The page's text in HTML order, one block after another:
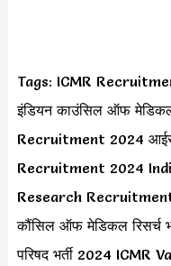
Tags: ICMR
इंडियन काउंसिल ऑफ मेडिकल
Recruitment 2024
Recruitment 2024
Research
कौंसिल ऑफ मेडिकल रिसर्च
परिषद भर्ती 2024 ICMR